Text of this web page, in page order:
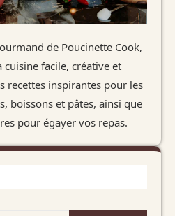
de Poucinette Cook,
cuisine facile, créative et
recettes inspirantes pour les
boissons et pâtes, ainsi que
pour égayer vos repas.